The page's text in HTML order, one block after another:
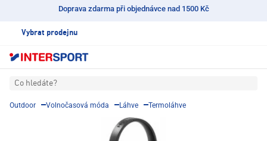
Doprava zdarma při objednávce nad 1500 Kč
Vybrat prodejnu
Co hledáte?
Outdoor Volnočasová móda Láhve Termoláhve